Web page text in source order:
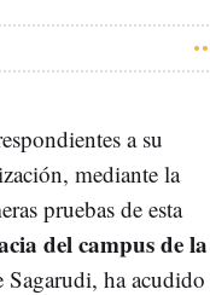
a su
mediante la
pruebas de esta
del campus de la
Sagarudi, ha acudido